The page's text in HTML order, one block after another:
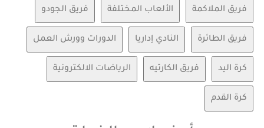
فريق الملاكمة الألعاب المختلفة فريق الجودو
فريق الطائرة النادي إداريا الدورات وورش العمل
كرة اليد فريق الكارتيه الرياضات الالكترونية
كرة القدم